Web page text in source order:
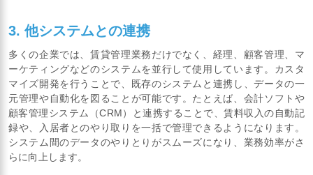
3. 他システムとの連携
多くの企業では、賃貸管理業務だけでなく、経理、顧客管理、マ
ーケティングなどのシステムを並行して使用しています。カスタ
マイズ開発を行うことで、既存のシステムと連携し、データの一
元管理や自動化を図ることが可能です。たとえば、会計ソフトや
顧客管理システム（CRM）と連携することで、賃料収入の自動記
録や、入居者とのやり取りを一括で管理できるようになります。
システム間のデータのやりとりがスムーズになり、業務効率がさ
らに向上します。